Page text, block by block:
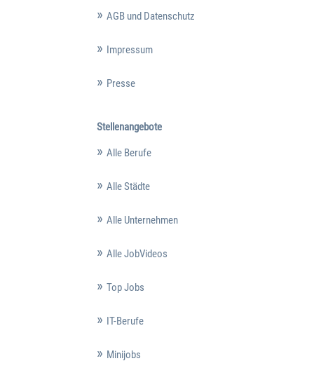
AGB und Datenschutz
Impressum
Presse
Stellenangebote
Alle Berufe
Alle Städte
Alle Unternehmen
Alle JobVideos
Top Jobs
IT-Berufe
Minijobs